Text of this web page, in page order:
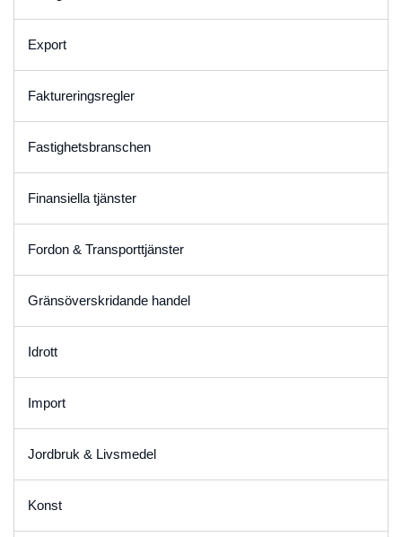
Export
Faktureringsregler
Fastighetsbranschen
Finansiella tjänster
Fordon & Transporttjänster
Gränsöverskridande handel
Idrott
Import
Jordbruk & Livsmedel
Konst